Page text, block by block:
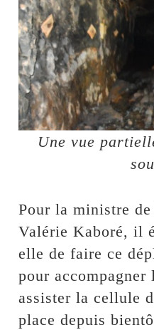
Une vue
Pour la ministre
Valérie Kaboré, il
elle de faire ce
pour accompagner
assister la cellule
place depuis